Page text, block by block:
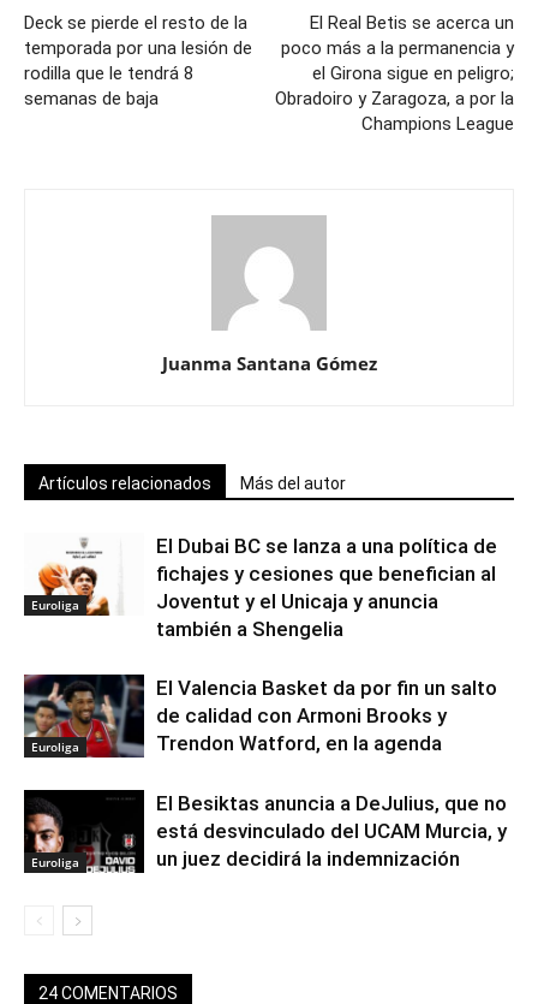
Deck se pierde el resto de la
temporada por una lesión de
rodilla que le tendrá 8
semanas de baja
El Real Betis se acerca un
poco más a la permanencia y
el Girona sigue en peligro;
Obradoiro y Zaragoza, a por la
Champions League
Juanma Santana Gómez
Artículos relacionados Más del autor
Euroliga
El Dubai BC se lanza a una política de
fichajes y cesiones que benefician al
Joventut y el Unicaja y anuncia
también a Shengelia
Euroliga
El Valencia Basket da por fin un salto
de calidad con Armoni Brooks y
Trendon Watford, en la agenda
Euroliga
El Besiktas anuncia a DeJulius, que no
está desvinculado del UCAM Murcia, y
un juez decidirá la indemnización
24 COMENTARIOS